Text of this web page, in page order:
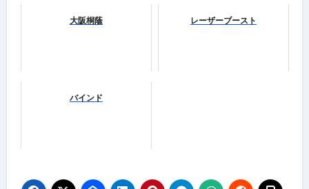
大阪桐蔭 レーザーブースト
バインド